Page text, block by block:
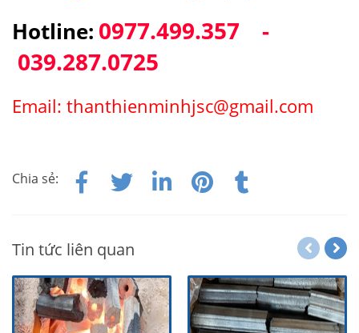
Hotline: 0977.499.357 -
039.287.0725
Email: thanthienminhjsc@gmail.com
Chia sẻ:
Tin tức liên quan